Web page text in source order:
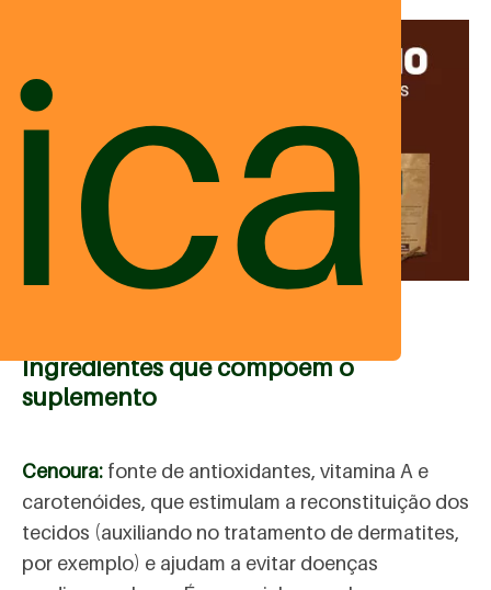
Ingredientes que compõem o
suplemento
Cenoura: fonte de antioxidantes, vitamina A e
carotenóides, que estimulam a reconstituição dos
tecidos (auxiliando no tratamento de dermatites,
por exemplo) e ajudam a evitar doenças